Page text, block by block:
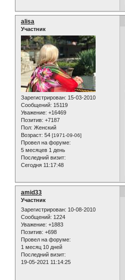
alisa
Участник
Зарегистрирован: 15-03-2010
Сообщений: 15119
Уважение: +16469
Позитив: +7187
Пол: Женский
Возраст: 54 [1971-09-06]
Провел на форуме:
5 месяцев 1 день
Последний визит:
Сегодня 11:17:48
amid33
Участник
Зарегистрирован: 10-08-2010
Сообщений: 1224
Уважение: +1883
Позитив: +698
Провел на форуме:
1 месяц 10 дней
Последний визит:
19-05-2021 11:14:25